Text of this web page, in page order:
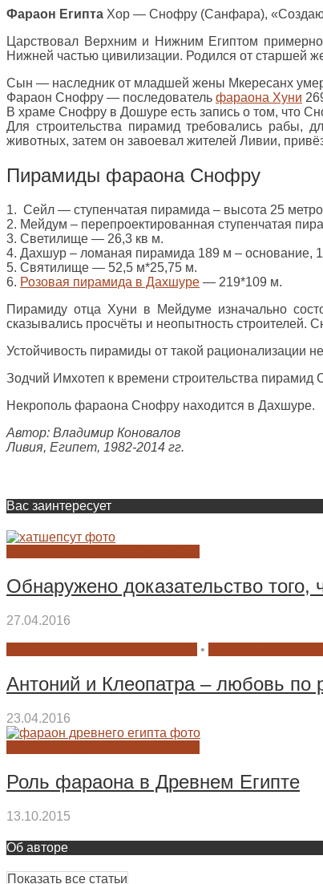
Фараон Египта Хор — Снофру (Санфара),
Царствовал Верхним и Нижним Египтом
Нижней частью цивилизации. Родился от старшей
Сын — наследник от младшей жены Мкересанх
Фараон Снофру — последователь фараона Хуни
В храме Снофру в Дошуре есть запись о том, что
Для строительства пирамид требовались рабы,
животных, затем он завоевал жителей Ливии,
Пирамиды фараона Снофру
1. Сейл — ступенчатая пирамида – высота 25
2. Мейдум – перепроектированная ступенчатая
3. Светилище — 26,3 кв м.
4. Дахшур – ломаная пирамида 189 м – основание,
5. Святилище — 52,5 м*25,75 м.
6. Розовая пирамида в Дахшуре — 219*109 м.
Пирамиду отца Хуни в Мейдуме изначально
сказывались просчёты и неопытность строителей.
Устойчивость пирамиды от такой рационализации
Зодчий Имхотеп к времени строительства пирамид
Некрополь фараона Снофру находится в Дахшуре.
Автор: Владимир Коновалов
Ливия, Египет, 1982-2014 гг.
Вас заинтересует
Обнаружено доказательство
27.04.2016
•
Антоний и Клеопатра – любовь по
23.04.2016
Роль фараона в Древнем Египте
13.10.2015
Об авторе
Показать все статьи